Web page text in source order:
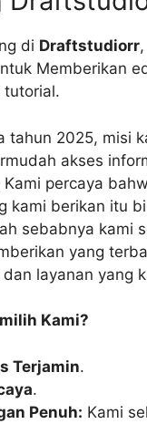
di Draftstudiorr
Memberikan
tutorial.
tahun 2025, misi
akses
Kami percaya
kami berikan itu
sebabnya kami
yang
layanan yang
Kami?
Terjamin.
.
Penuh: Kami